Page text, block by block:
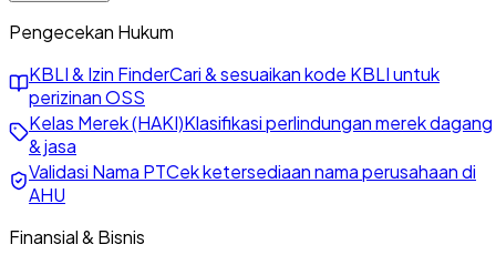
Pengecekan Hukum
KBLI & Izin FinderCari & sesuaikan kode KBLI untuk
perizinan OSS
Kelas Merek (HAKI)Klasifikasi perlindungan merek dagang
& jasa
Validasi Nama PTCek ketersediaan nama perusahaan di
AHU
Finansial & Bisnis